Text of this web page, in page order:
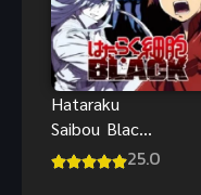
Hataraku
Saibou Black
2021 ซับไทย25.0